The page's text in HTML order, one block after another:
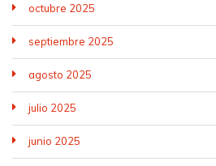
octubre 2025
septiembre 2025
agosto 2025
julio 2025
junio 2025